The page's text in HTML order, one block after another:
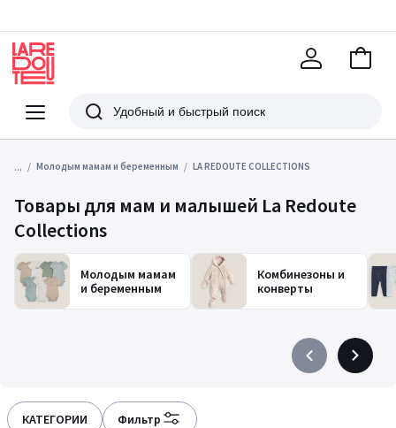
Меню
Redoute
Поиск
В
... Молодым мамам и беременным LA REDOUTE COLLECTIONS
Товары для мам и малышей La Redoute
Collections
Молодым мамам
и беременным
Комбинезоны и
конверты
PrécédentSuivant
КАТЕГОРИИ Фильтр